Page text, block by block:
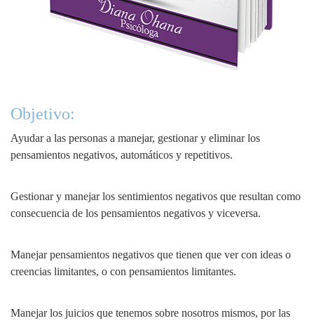
Objetivo:
Ayudar a las personas a manejar, gestionar y eliminar los
pensamientos negativos, automáticos y repetitivos.
Gestionar y manejar los sentimientos negativos que resultan como
consecuencia de los pensamientos negativos y viceversa.
Manejar pensamientos negativos que tienen que ver con ideas o
creencias limitantes, o con pensamientos limitantes.
Manejar los juicios que tenemos sobre nosotros mismos, por las